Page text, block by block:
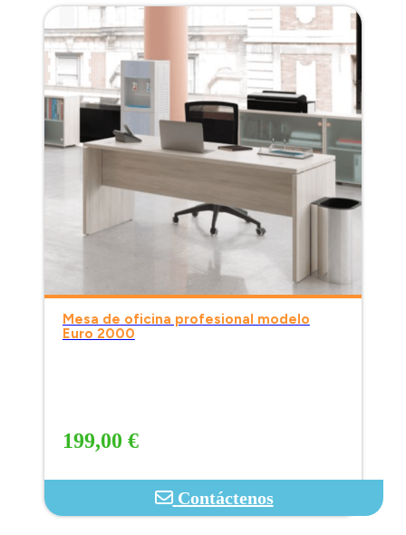
Mesa de oficina profesional modelo
Euro 2000
199,00 €
Contáctenos